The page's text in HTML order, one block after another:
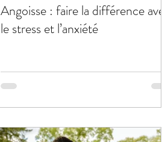
Angoisse : faire la différence avec
le stress et l’anxiété